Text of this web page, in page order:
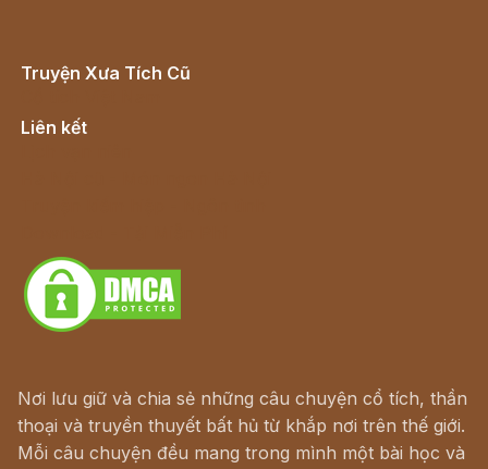
Truyện Xưa Tích Cũ
Liên kết
Nơi lưu giữ và chia sẻ những câu chuyện cổ tích, thần
thoại và truyền thuyết bất hủ từ khắp nơi trên thế giới.
Mỗi câu chuyện đều mang trong mình một bài học và